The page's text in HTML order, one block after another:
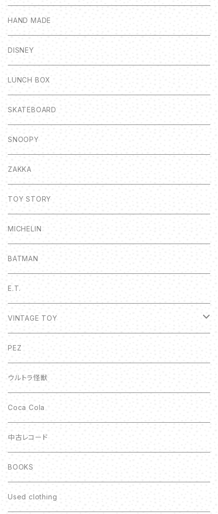
HAND MADE
DISNEY
LUNCH BOX
SKATEBOARD
SNOOPY
ZAKKA
TOY STORY
MICHELIN
BATMAN
E.T.
VINTAGE TOY
ボトルキャップ
PEZ
ウルトラ怪獣
Coca Cola
中古レコード
BOOKS
Used clothing